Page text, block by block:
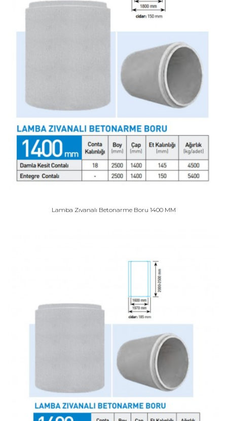
Lamba Zıvanalı Betonarme Boru 1400 MM